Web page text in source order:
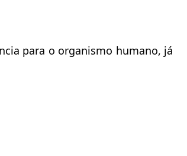
para o organismo humano, já